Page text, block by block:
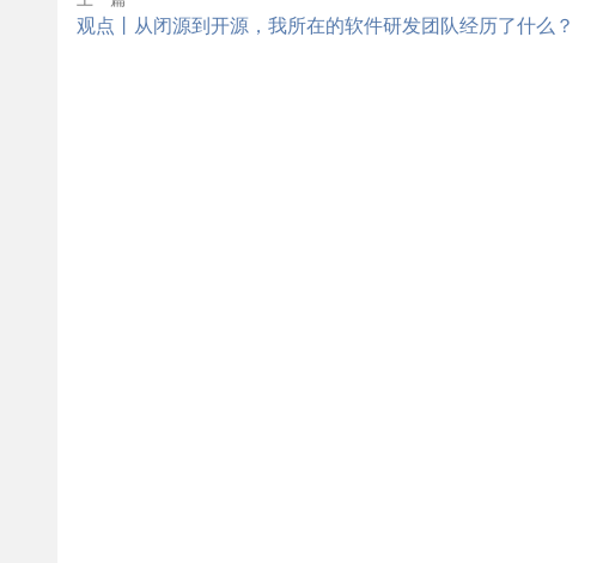
观点丨从闭源到开源，我所在的软件研发团队经历了什么？